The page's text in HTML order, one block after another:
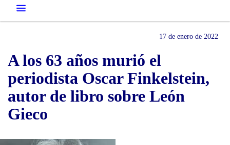
17 de enero de 2022
A los 63 años murió el
periodista Oscar Finkelstein,
autor de libro sobre León
Gieco